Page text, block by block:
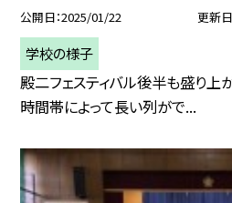
公開日 2025/01/22 更新日
学校の様子
殿二フェスティバル後半も盛り上
時間帯によって長い列がで...